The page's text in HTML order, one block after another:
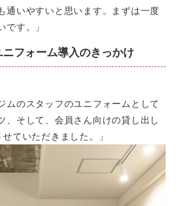
通いやすいと思います。まずは一度
です。」
フォーム導入のきっかけ
ムのスタッフのユニフォームとして
、そして、会員さん向けの貸し出し
ていただきました。」